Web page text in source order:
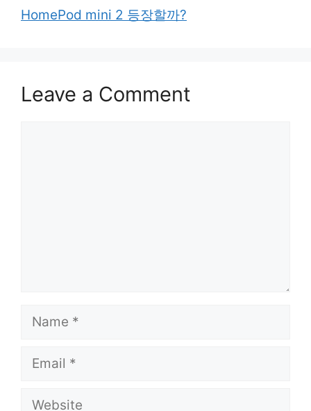
HomePod mini 2 등장할까?
Leave a Comment
Name
Email
Website